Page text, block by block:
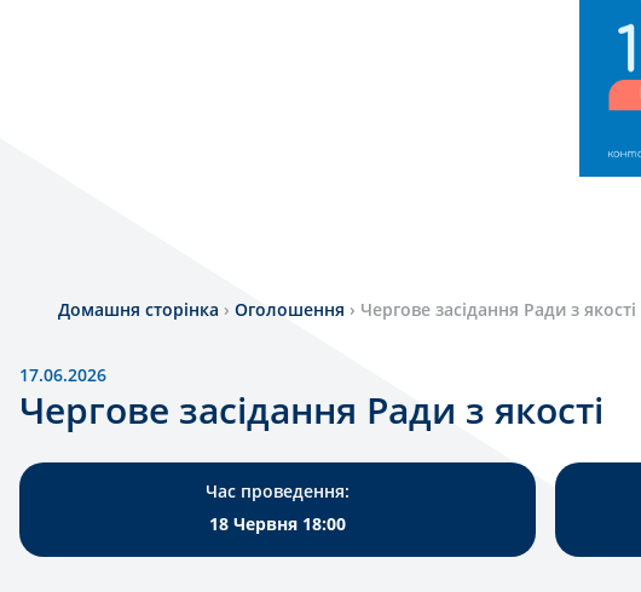
Домашня сторінка › Оголошення › Чергове засідання Ради з якості
17.06.2026
Чергове засідання Ради з якості
Час проведення:
18 Червня 18:00